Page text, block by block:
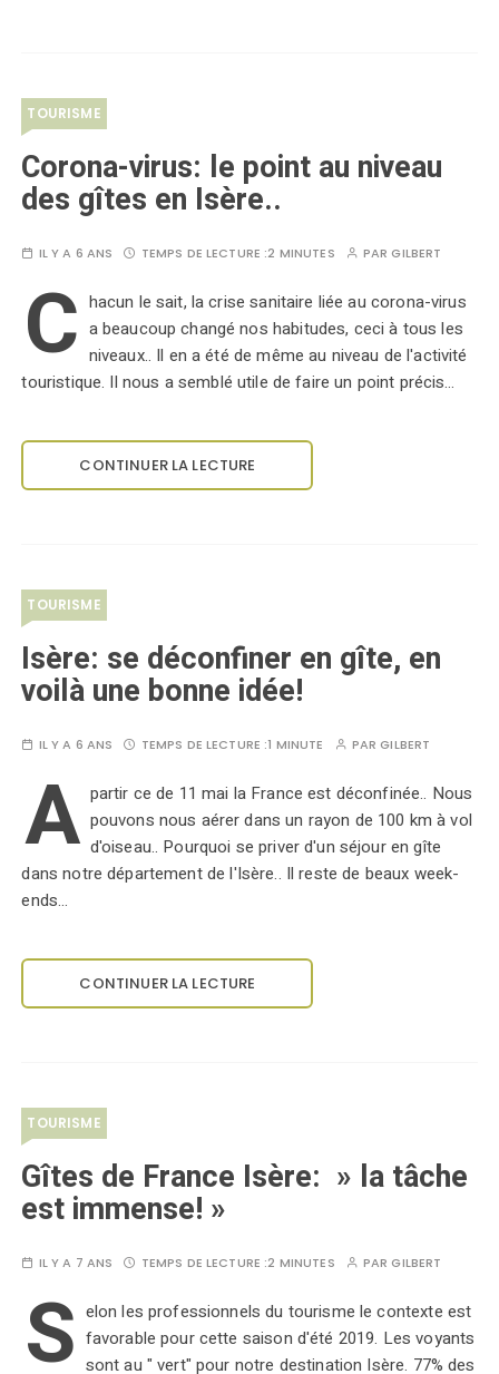
TOURISME
Corona-virus: le point au niveau
des gîtes en Isère..
IL Y A 6 ANS TEMPS DE LECTURE :2 MINUTES PARGILBERT
C hacun le sait, la crise sanitaire liée au corona-virus
a beaucoup changé nos habitudes, ceci à tous les
niveaux.. Il en a été de même au niveau de l'activité
touristique. Il nous a semblé utile de faire un point précis…
CONTINUER LA LECTURE
TOURISME
Isère: se déconfiner en gîte, en
voilà une bonne idée!
IL Y A 6 ANS TEMPS DE LECTURE :1 MINUTE PARGILBERT
A partir ce de 11 mai la France est déconfinée.. Nous
pouvons nous aérer dans un rayon de 100 km à vol
d'oiseau.. Pourquoi se priver d'un séjour en gîte
dans notre département de l'Isère.. Il reste de beaux week-
ends…
CONTINUER LA LECTURE
TOURISME
Gîtes de France Isère: » la tâche
est immense! »
IL Y A 7 ANS TEMPS DE LECTURE :2 MINUTES PARGILBERT
S elon les professionnels du tourisme le contexte est
favorable pour cette saison d'été 2019. Les voyants
sont au " vert" pour notre destination Isère. 77% des